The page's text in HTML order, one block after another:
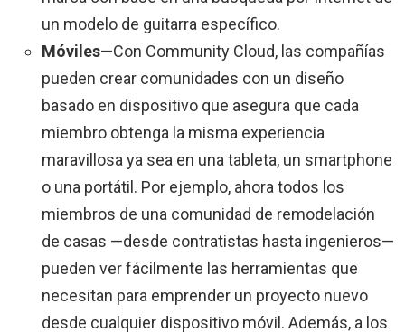
un modelo de guitarra específico.
Móviles—Con Community Cloud, las compañías
pueden crear comunidades con un diseño
basado en dispositivo que asegura que cada
miembro obtenga la misma experiencia
maravillosa ya sea en una tableta, un smartphone
o una portátil. Por ejemplo, ahora todos los
miembros de una comunidad de remodelación
de casas —desde contratistas hasta ingenieros—
pueden ver fácilmente las herramientas que
necesitan para emprender un proyecto nuevo
desde cualquier dispositivo móvil. Además, a los